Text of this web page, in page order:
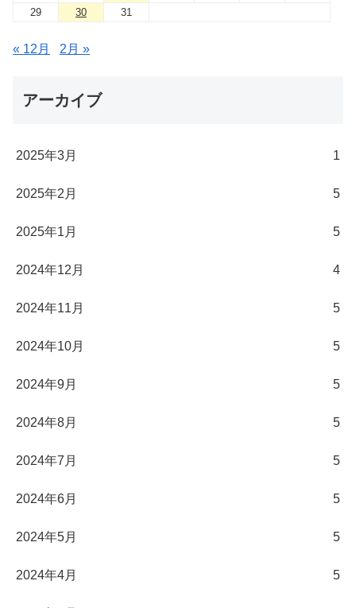
29
30 31
« 12月 2月 »
アーカイブ
2025年3月 1
2025年2月 5
2025年1月 5
2024年12月 4
2024年11月 5
2024年10月 5
2024年9月 5
2024年8月 5
2024年7月 5
2024年6月 5
2024年5月 5
2024年4月 5